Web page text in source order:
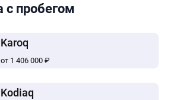
с пробегом
Karoq
от 1 406 000 ₽
Kodiaq